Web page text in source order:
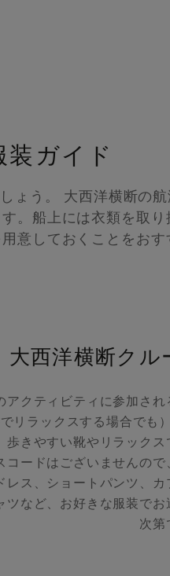
ガイド
ょう。 大西洋横断の航
。船上には衣類を取り
意しておくことをおす
大西洋横断クル
アクティビティに参加さ
リラックスする場合でも
歩きやすい靴やリラック
コードはございませんの
レス、ショートパンツ、
ツなど、お好きな服装で
次第